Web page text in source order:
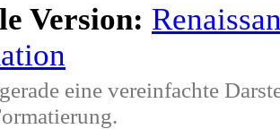
Version:
eine vereinfachte